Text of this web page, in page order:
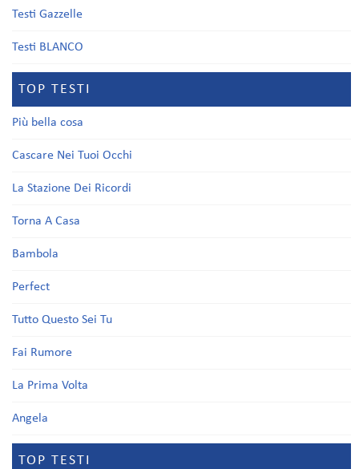
Testi Gazzelle
Testi BLANCO
TOP TESTI
Più bella cosa
Cascare Nei Tuoi Occhi
La Stazione Dei Ricordi
Torna A Casa
Bambola
Perfect
Tutto Questo Sei Tu
Fai Rumore
La Prima Volta
Angela
TOP TESTI